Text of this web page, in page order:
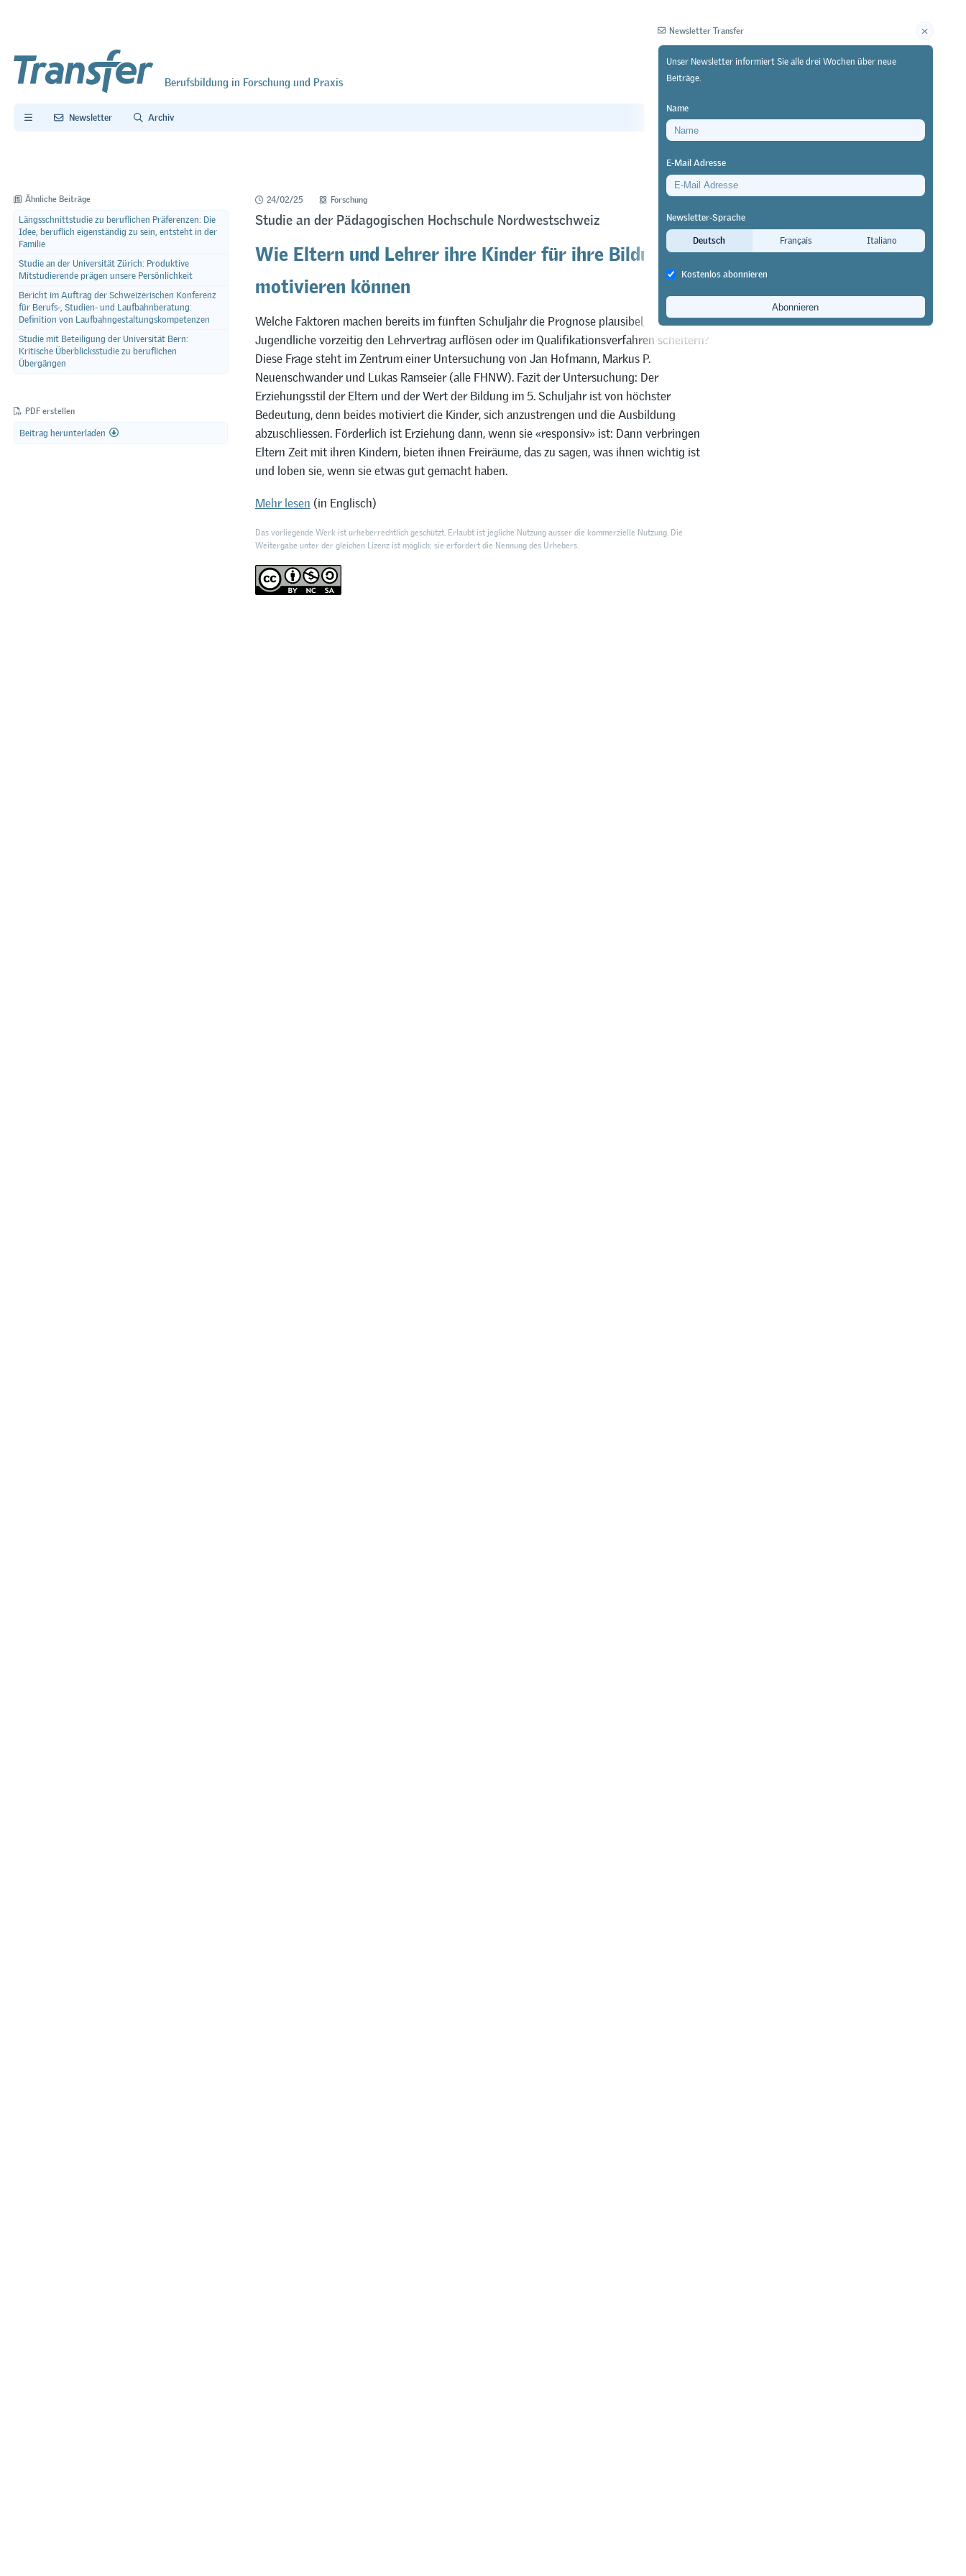
Berufsbildung in Forschung und Praxis
Newsletter Archiv
Ähnliche Beiträge
Längsschnittstudie zu beruflichen Präferenzen: Die
Idee, beruflich eigenständig zu sein, entsteht in der
Familie
Studie an der Universität Zürich: Produktive
Mitstudierende prägen unsere Persönlichkeit
Bericht im Auftrag der Schweizerischen Konferenz
für Berufs-, Studien- und Laufbahnberatung:
Definition von Laufbahngestaltungskompetenzen
Studie mit Beteiligung der Universität Bern:
Kritische Überblicksstudie zu beruflichen
Übergängen
PDF erstellen
Beitrag herunterladen
24/02/25 Forschung
Studie an der Pädagogischen Hochschule Nordwestschweiz
Wie Eltern und Lehrer ihre Kinder für ihre Bildung
motivieren können
Welche Faktoren machen bereits im fünften Schuljahr die Prognose plausibel, dass
Jugendliche vorzeitig den Lehrvertrag auflösen oder im Qualifikationsverfahren scheitern?
Diese Frage steht im Zentrum einer Untersuchung von Jan Hofmann, Markus P.
Neuenschwander und Lukas Ramseier (alle FHNW). Fazit der Untersuchung: Der
Erziehungsstil der Eltern und der Wert der Bildung im 5. Schuljahr ist von höchster
Bedeutung, denn beides motiviert die Kinder, sich anzustrengen und die Ausbildung
abzuschliessen. Förderlich ist Erziehung dann, wenn sie «responsiv» ist: Dann verbringen
Eltern Zeit mit ihren Kindern, bieten ihnen Freiräume, das zu sagen, was ihnen wichtig ist
und loben sie, wenn sie etwas gut gemacht haben.
Mehr lesen (in Englisch)
Das vorliegende Werk ist urheberrechtlich geschützt. Erlaubt ist jegliche Nutzung ausser die kommerzielle Nutzung. Die
Weitergabe unter der gleichen Lizenz ist möglich; sie erfordert die Nennung des Urhebers.
Newsletter Transfer
Unser Newsletter informiert Sie alle drei Wochen über neue
Beiträge.
Name
E-Mail Adresse
Newsletter-Sprache
Deutsch
Français Italiano
Kostenlos abonnieren